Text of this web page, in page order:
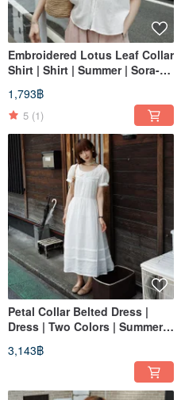
Embroidered Lotus Leaf Collar
Shirt | Shirt | Summer | Sora-
1,793฿
5 (1)
Petal Collar Belted Dress |
Dress | Two Colors | Summer
Collection | Sora-2136
3,143฿